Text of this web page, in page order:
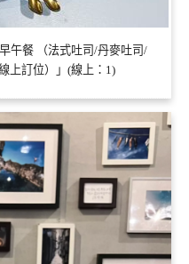
午餐 （法式吐司/丹麥吐司/
上訂位）」(線上：1)